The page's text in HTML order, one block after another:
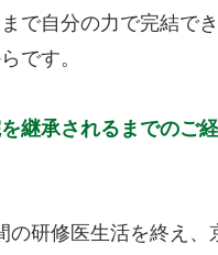
で自分の力で完結で
です。
継承されるまでのご
の研修医生活を終え、